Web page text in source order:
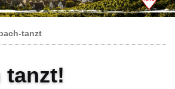
tanzt
tanzt!